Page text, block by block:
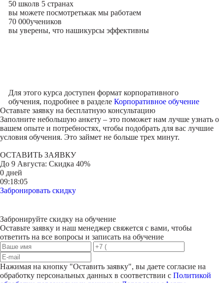
50 школв 5 странах
вы можете посмотретькак мы работаем
70 000учеников
вы уверены, что нашикурсы эффективны
Для этого курса доступен формат корпоративного
обучения, подробнее в разделе Корпоративное обучение
Оставьте заявку на бесплатную консультацию
Заполните небольшую анкету – это поможет нам лучше узнать о
вашем опыте и потребностях, чтобы подобрать для вас лучшие
условия обучения. Это займет не больше трех минут.
ОСТАВИТЬ ЗАЯВКУ
До 9 Августа: Скидка 40%
0 дней
09:18:05
Забронировать скидку
Забронируйте скидку на обучение
Оставьте заявку и наш менеджер свяжется с вами, чтобы
ответить на все вопросы и записать на обучение
Нажимая на кнопку "Оставить заявку", вы даете согласие на
обработку персональных данных в соответствии с Политикой